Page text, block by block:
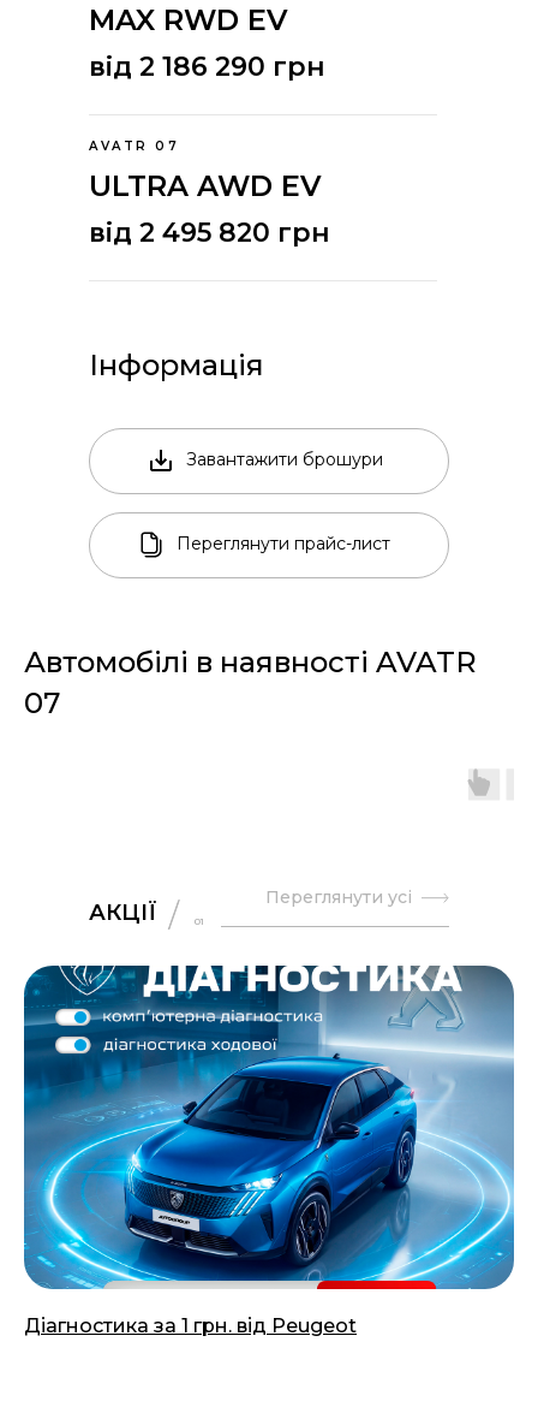
від 2 495 820 грн
AVATR 07
ULTRA AWD EV
від 2 186 290 грн
MAX RWD EV
Інформація
Завантажити брошури
Переглянути прайс-лист
Автомобілі в наявності AVATR
07
01
АКЦІЇ
Переглянути усі
Діагностика за 1 грн. від Peugeot